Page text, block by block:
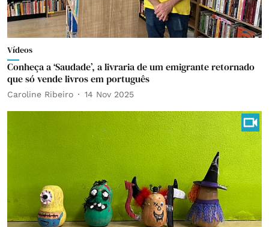
Vídeos
Conheça a ‘Saudade’, a livraria de um emigrante retornado
que só vende livros em português
Caroline Ribeiro 14 Nov 2025